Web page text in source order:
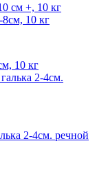
см +, 10 кг
10 кг
2-4см. речной